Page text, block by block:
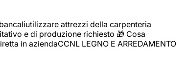
attrezzi della carpenteria
e di produzione richiesto 🎁 Cosa
in aziendaCCNL LEGNO E ARREDAMENTO